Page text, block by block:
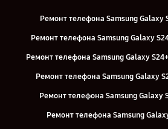
Ремонт телефона Samsung Galaxy
Ремонт телефона Samsung Galaxy
Ремонт телефона Samsung Galaxy
Ремонт телефона Samsung Galaxy
Ремонт телефона Samsung Galaxy
Ремонт телефона Samsung